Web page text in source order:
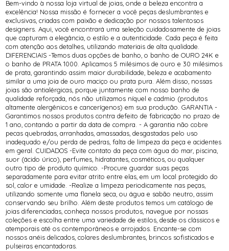
Bem-vindo à nossa loja virtual de joias, onde a beleza encontra a
excelência! Nossa missão é fornecer a você peças deslumbrantes e
exclusivas, criadas com paixão e dedicação por nossos talentosos
designers. Aqui, você encontrará uma seleção cuidadosamente de joias
que capturam a elegância, o estilo e a autenticidade. Cada peça é feita
com atenção aos detalhes, utilizando materiais de alta qualidade.
DIFERENCIAIS -Temos duas opções de banho, o banho de OURO 24K e
o banho de PRATA 1000. Aplicamos 5 milésimos de ouro e 30 milésimos
de prata, garantindo assim maior durabilidade, beleza e acabamento
similar a uma joia de ouro maciço ou prata pura. Além disso, nossas
joias são antialérgicas, porque juntamente com nosso banho de
qualidade reforçada, nós não utilizamos níquel e cadmio (produtos
altamente alergênicos e cancerígenos) em sua produção. GARANTIA -
Garantimos nossos produtos contra defeito de fabricação no prazo de
1 ano, contando a partir da data de compra. - A garantia não cobre
pecas quebradas, arranhadas, amassadas, desgastadas pelo uso
inadequado e/ou perda de pedras, falta de limpeza da peça e acidentes
em geral. CUIDADOS -Evite contato da peça com água do mar, piscina,
suor (ácido úrico), perfumes, hidratantes, cosméticos, ou qualquer
outro tipo de produto químico. -Procure guardar suas peças
separadamente para evitar atrito entre elas, em um local protegido do
sol, calor e umidade. -Realize a limpeza periodicamente nas peças,
utilizando somente uma flanela seca, ou água e sabão neutro, assim
conservando seu brilho. Além deste produtos temos um catálogo de
joias diferenciadas, conheça nossos produtos, navegue por nossas
coleções e escolha entre uma variedade de estilos, desde os clássicos e
atemporais até os contemporâneos e arrojados. Encante-se com
nossos anéis delicados, colares deslumbrantes, brincos sofisticados e
pulseiras encantadoras.